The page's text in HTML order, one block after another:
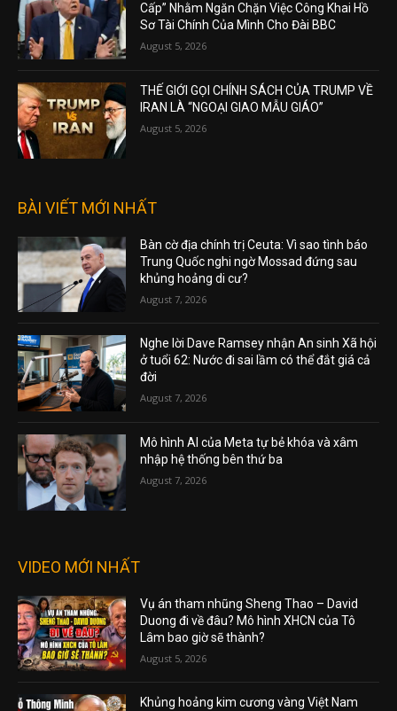
Cấp” Nhằm Ngăn Chặn Việc Công Khai Hồ
Sơ Tài Chính Của Mình Cho Đài BBC
August 5, 2026
THẾ GIỚI GỌI CHÍNH SÁCH CỦA TRUMP VỀ
IRAN LÀ “NGOẠI GIAO MẪU GIÁO”
August 5, 2026
BÀI VIẾT MỚI NHẤT
Bàn cờ địa chính trị Ceuta: Vì sao tình báo
Trung Quốc nghi ngờ Mossad đứng sau
khủng hoảng di cư?
August 7, 2026
Nghe lời Dave Ramsey nhận An sinh Xã hội
ở tuổi 62: Nước đi sai lầm có thể đắt giá cả
đời
August 7, 2026
Mô hình AI của Meta tự bẻ khóa và xâm
nhập hệ thống bên thứ ba
August 7, 2026
VIDEO MỚI NHẤT
Vụ án tham nhũng Sheng Thao – David
Duong đi về đâu? Mô hình XHCN của Tô
Lâm bao giờ sẽ thành?
August 5, 2026
Khủng hoảng kim cương vàng Việt Nam